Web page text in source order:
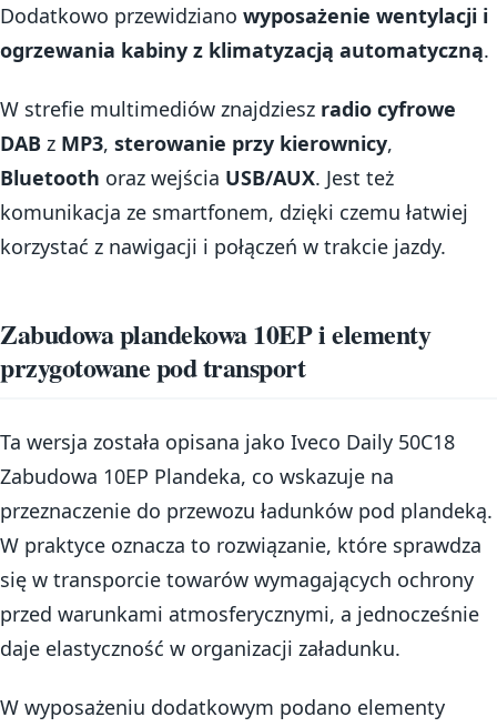
Dodatkowo przewidziano wyposażenie wentylacji i
ogrzewania kabiny z klimatyzacją automatyczną.
W strefie multimediów znajdziesz radio cyfrowe
DAB z MP3, sterowanie przy kierownicy,
Bluetooth oraz wejścia USB/AUX. Jest też
komunikacja ze smartfonem, dzięki czemu łatwiej
korzystać z nawigacji i połączeń w trakcie jazdy.
Zabudowa plandekowa 10EP i elementy
przygotowane pod transport
Ta wersja została opisana jako Iveco Daily 50C18
Zabudowa 10EP Plandeka, co wskazuje na
przeznaczenie do przewozu ładunków pod plandeką.
W praktyce oznacza to rozwiązanie, które sprawdza
się w transporcie towarów wymagających ochrony
przed warunkami atmosferycznymi, a jednocześnie
daje elastyczność w organizacji załadunku.
W wyposażeniu dodatkowym podano elementy